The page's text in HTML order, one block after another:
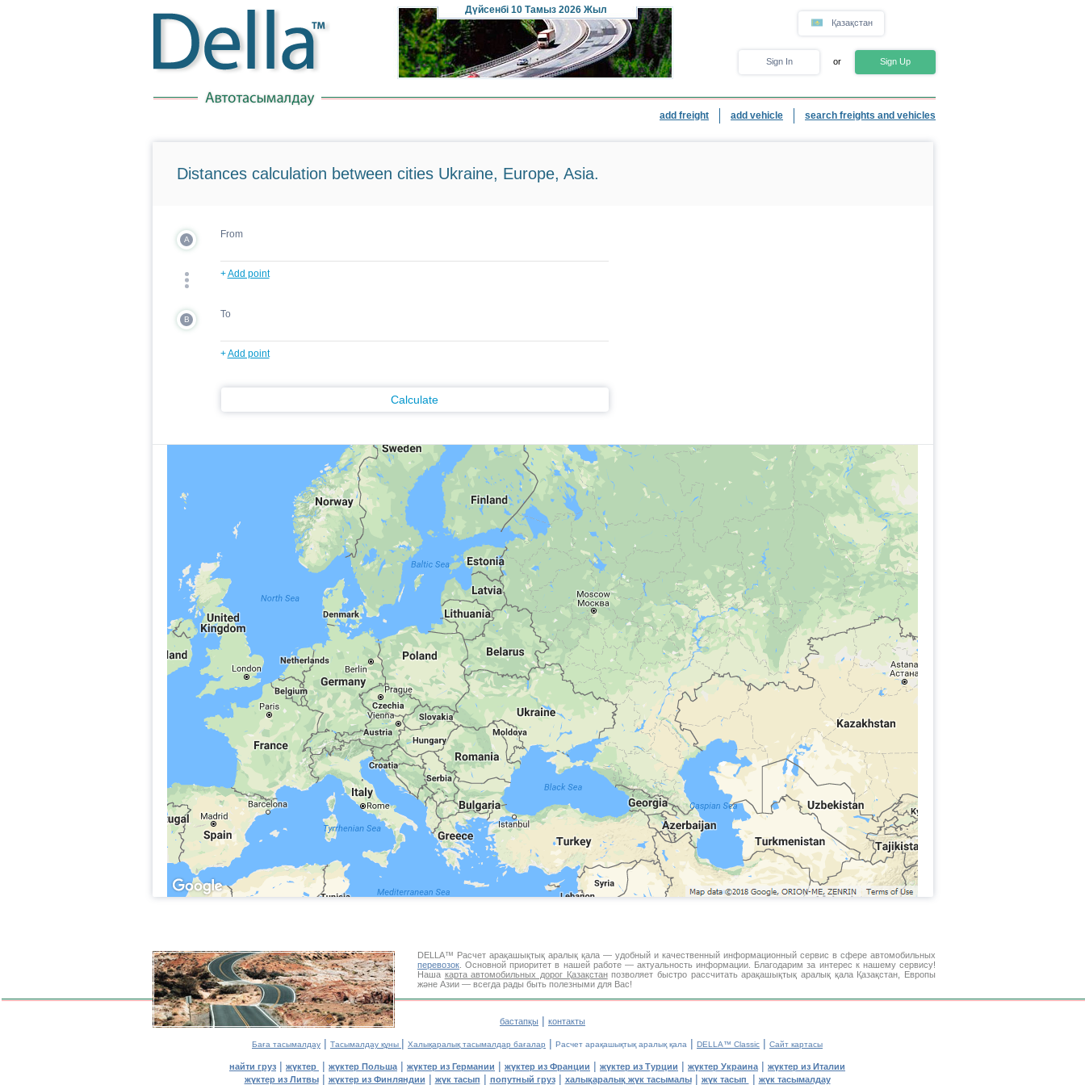
Дүйсенбі 10 Тамыз 2026 Жыл
Қазақстан
Sign In or Sign Up
add freight add vehicle search freights and vehicles
Distances calculation between cities Ukraine, Europe, Asia.
A From
+Add point
B To
+Add point
Calculate
DELLA™ Расчет арақашықтық аралық қала — удобный и качественный информационный сервис в сфере автомобильных
перевозок . Основной приоритет в нашей работе — актуальность информации. Благодарим за интерес к нашему сервису!
Наша карта автомобильных дорог Қазақстанпозволяет быстро рассчитать арақашықтық аралық қала Қазақстан, Европы
және Азии — всегда рады быть полезными для Вас!
бастапқы | контакты
Баға тасымалдау | Тасымалдау құны | Халықаралық тасымалдар бағалар | Расчет арақашықтық аралық қала | DELLA™ Classic | Сайт картасы
найти груз | жүктер | жүктер Польша | жүктер из Германии | жүктер из Франции | жүктер из Турции | жүктер Украина | жүктер из Италии
жүктер из Литвы| жүктер из Финляндии | жүк тасып | попутный груз| халықаралық жүк тасымалы| жүк тасып | жүк тасымалдау